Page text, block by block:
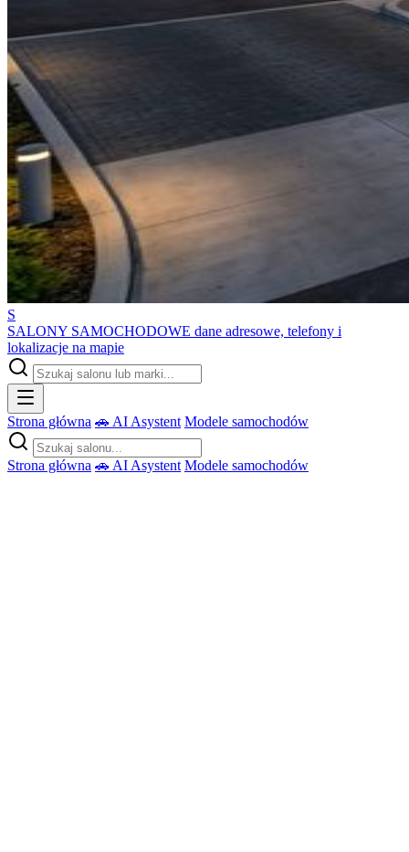
S
SALONY SAMOCHODOWE dane adresowe, telefony i
lokalizacje na mapie
Strona główna 🚗 AI Asystent Modele samochodów
Strona główna 🚗 AI Asystent Modele samochodów